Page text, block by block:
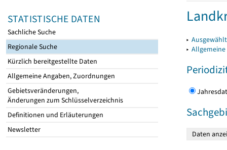
STATISTISCHE DATEN
Sachliche Suche
Regionale Suche
Kürzlich bereitgestellte Daten
Allgemeine Angaben, Zuordnungen
Gebietsveränderungen,
Änderungen zum Schlüsselverzeichnis
Definitionen und Erläuterungen
Newsletter
▸
▸